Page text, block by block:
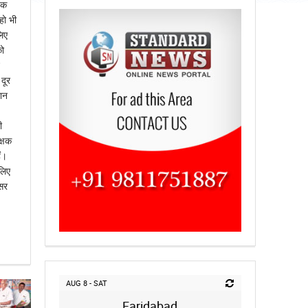
भी
AUG 8 - SAT